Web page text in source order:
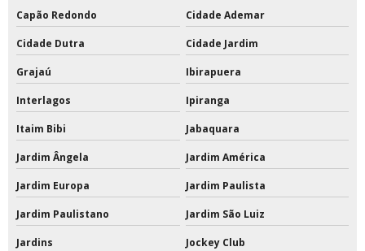
Tabela de basquete oficial em vidro temperado
Tabela de basquete oficial movel
Tabelas de basquete móvel
Tabelas de basquete para condomínios
Tampa para poste de vôlei
Capão Redondo Cidade Ademar
Cidade Dutra Cidade Jardim
Grajaú Ibirapuera
Interlagos Ipiranga
Itaim Bibi Jabaquara
Jardim Ângela Jardim América
Jardim Europa Jardim Paulista
Jardim Paulistano Jardim São Luiz
Jardins Jockey Club